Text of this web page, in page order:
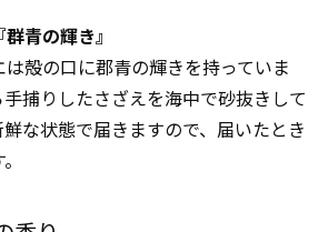
青の輝き』
殻の口に郡青の輝きを持っていま
捕りしたさざえを海中で砂抜きして
な状態で届きますので、届いたとき